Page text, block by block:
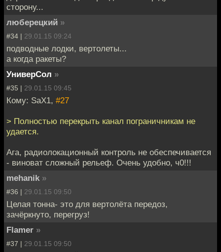
сторону...
люберецкий »
#34 | 29.01.15 09:24
подводные лодки, вертолеты...
а когда ракеты?
УниверСол »
#35 | 29.01.15 09:45
Кому: SaX1, #27
> Полностью перекрыть канал пограничникам не
удается.
Ага, радиолокационный контроль не обеспечивается
- виноват сложный рельеф. Очень удобно, ч0!!!
mehanik »
#36 | 29.01.15 09:50
Целая тонна- это для вертолёта передоз,
зачёркнуто, перегруз!
Flamer »
#37 | 29.01.15 09:50